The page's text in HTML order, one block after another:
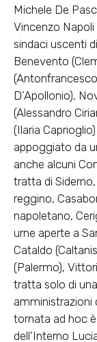
Michele De
Vincenzo Napoli
sindaci uscenti
Benevento
D’Apollonio),
(Alessandro
(Ilaria
appoggiato da
anche alcuni
tratta di
reggino,
napoletano,
urne aperte a
Cataldo
(Palermo),
tratta solo di
amministrazioni
tornata ad hoc
dell’Interno